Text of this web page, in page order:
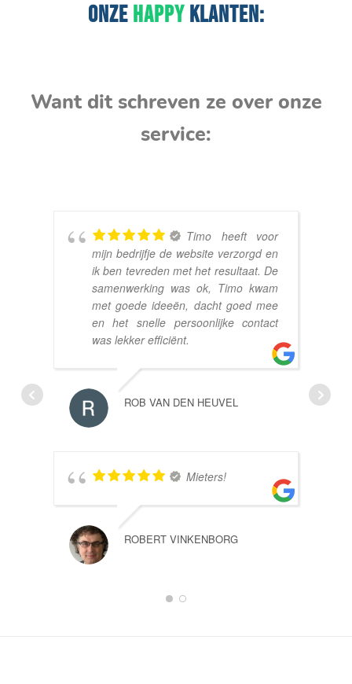
ONZEHAPPYKLANTEN:
Want dit schreven ze over onze
service:
Timo heeft voor
mijn bedrijfje de website verzorgd en
ik ben tevreden met het resultaat. De
samenwerking was ok, Timo kwam
met goede ideeën, dacht goed mee
en het snelle persoonlijke contact
was lekker efficiënt.
ROB VAN DEN HEUVEL
Mieters!
ROBERT VINKENBORG